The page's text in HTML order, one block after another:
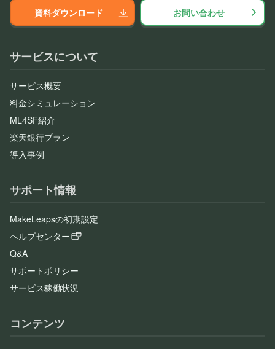
資料ダウンロード お問い合わせ
サービスについて
サービス概要
料金シミュレーション
ML4SF紹介
楽天銀行プラン
導入事例
サポート情報
MakeLeapsの初期設定
ヘルプセンター
Q&A
サポートポリシー
サービス稼働状況
コンテンツ